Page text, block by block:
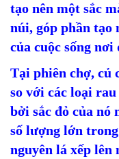
tạo nên một sắc
núi, góp phần tạo
của cuộc sống nơi
Tại phiên chợ, củ
so với các loại
bởi sắc đỏ của
số lượng lớn
nguyên lá xếp